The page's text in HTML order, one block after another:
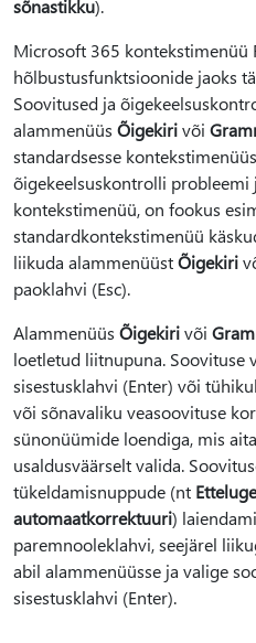
sõnastikku).
Microsoft 365 kontekstimenüü
hõlbustusfunktsioonide jaoks
Soovitused ja
alammenüüs Õigekirivõi
standardsesse
õigekeelsuskontrolli
kontekstimenüü, on fookus
standardkontekstimenüü
liikuda alammenüüstÕigekiri
paoklahvi (Esc).
Alammenüüs Õigekirivõi
loetletud liitnupuna. Soovituse
sisestusklahvi (Enter) või
või sõnavaliku veasoovituse
sünonüümide loendiga, mis
usaldusväärselt valida.
tükeldamisnuppude (nt
automaatkorrektuuri)
paremnooleklahvi, seejärel
abil alammenüüsse ja valige
sisestusklahvi (Enter).